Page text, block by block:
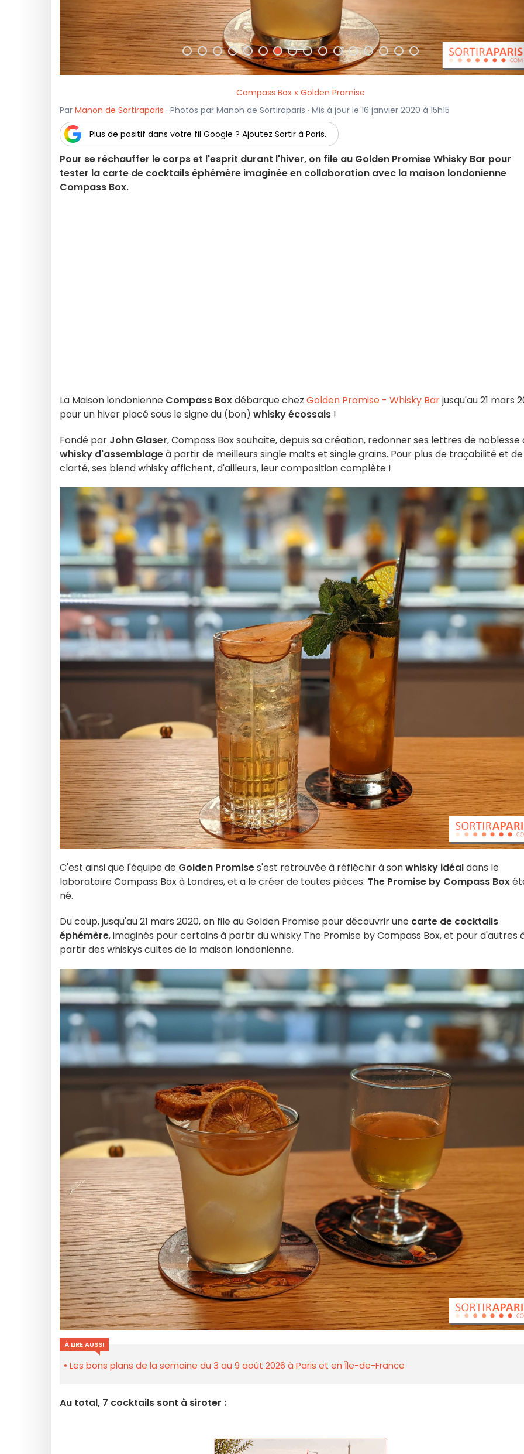
Compass Box x Golden Promise
Par Manon de Sortiraparis · Photos par Manon de Sortiraparis · Mis à jour le 16 janvier 2020 à 15h15
Plus de positif dans votre fil Google ? Ajoutez Sortir à Paris.
Pour se réchauffer le corps et l'esprit durant l'hiver, on file au Golden Promise Whisky Bar pour
tester la carte de cocktails éphémère imaginée en collaboration avec la maison londonienne
Compass Box.
La Maison londonienne Compass Boxdébarque chez Golden Promise - Whisky Barjusqu'au 21 mars
pour un hiver placé sous le signe du (bon) whisky écossais !
Fondé par John Glaser, Compass Box souhaite, depuis sa création, redonner ses lettres de noblesse
whisky d'assemblageà partir de meilleurs single malts et single grains. Pour plus de traçabilité et de
clarté, ses blend whisky affichent, d'ailleurs, leur composition complète !
C'est ainsi que l'équipe de Golden Promises'est retrouvée à réfléchir à sonwhisky idéaldans le
laboratoire Compass Box à Londres, et a le créer de toutes pièces. The Promise by Compass Box
né.
Du coup, jusqu'au 21 mars 2020, on file au Golden Promise pour découvrir une carte de cocktails
éphémère, imaginés pour certains à partir du whisky The Promise by Compass Box, et pour d'autres
partir des whiskys cultes de la maison londonienne.
À LIRE AUSSI
Les bons plans de la semaine du 3 au 9 août 2026 à Paris et en Île-de-France
Au total, 7 cocktails sont à siroter :